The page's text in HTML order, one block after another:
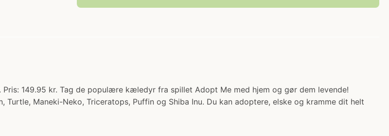
149.95 kr. Tag de populære kæledyr fra spillet Adopt Me med hjem og gør dem levende!
Maneki-Neko, Triceratops, Puffin og Shiba Inu. Du kan adoptere, elske og kramme dit helt